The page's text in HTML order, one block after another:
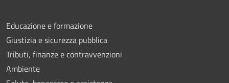
Educazione e formazione
Giustizia e sicurezza pubblica
Tributi, finanze e contravvenzioni
Ambiente